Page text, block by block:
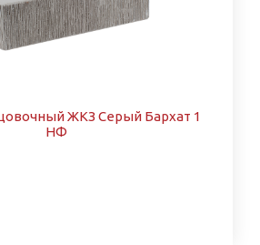
ЖКЗ Серый Бархат 1
НФ